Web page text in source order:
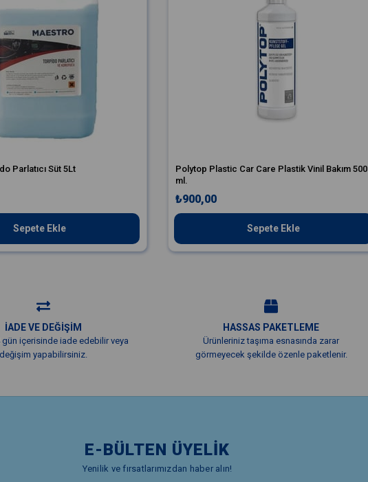
Parlatıcı Süt 5Lt
Sepete Ekle
Polytop Plastic Car Care Plastik Vinil Bakım 500
ml.
₺900,00
Sepete Ekle
İADE VE DEĞİŞİM
gün içerisinde iade edebilir veya
değişim yapabilirsiniz.
HASSAS PAKETLEME
Ürünleriniz taşıma esnasında zarar
görmeyecek şekilde özenle paketlenir.
E-BÜLTEN ÜYELİK
Yenilik ve fırsatlarımızdan haber alın!